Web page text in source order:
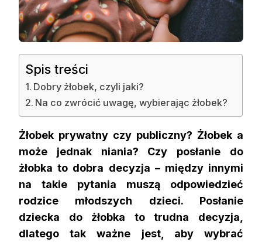
Spis treści
Dobry żłobek, czyli jaki?
Na co zwrócić uwagę, wybierając żłobek?
Żłobek prywatny czy publiczny? Żłobek a
może jednak niania? Czy posłanie do
żłobka to dobra decyzja – między innymi
na takie pytania muszą odpowiedzieć
rodzice młodszych dzieci. Posłanie
dziecka do żłobka to trudna decyzja,
dlatego tak ważne jest, aby wybrać